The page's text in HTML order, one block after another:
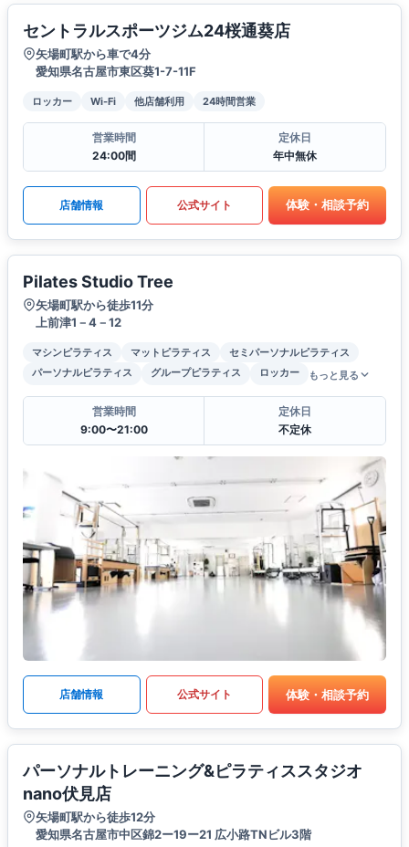
セントラルスポーツジム24桜通葵店
矢場町駅から車で4分
愛知県名古屋市東区葵1-7-11F
ロッカー Wi-Fi 他店舗利用 24時間営業
営業時間
24:00間
定休日
年中無休
店舗情報 公式サイト 体験・相談予約
Pilates Studio Tree
矢場町駅から徒歩11分
上前津1－4－12
マシンピラティス マットピラティス
セミパーソナルピラティス
パーソナルピラティス
グループピラティス ロッカー もっと見る
営業時間
9:00〜21:00
定休日
不定休
店舗情報 公式サイト 体験・相談予約
パーソナルトレーニング&ピラティススタジオ
nano伏見店
矢場町駅から徒歩12分
愛知県名古屋市中区錦2ー19ー21 広小路TNビル3階